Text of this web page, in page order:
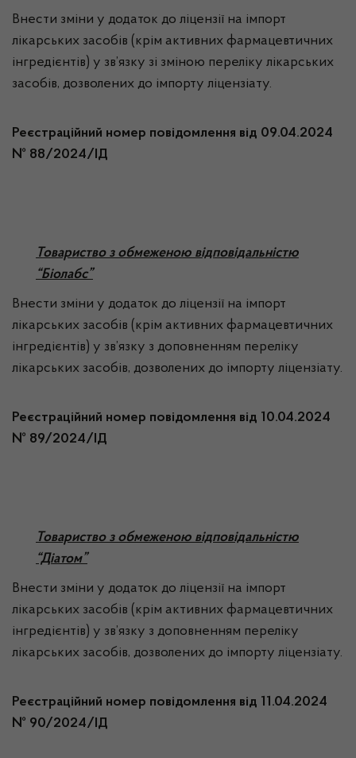
Внести зміни у додаток до ліцензії на імпорт
лікарських засобів (крім активних фармацевтичних
інгредієнтів) у зв’язку зі зміною переліку лікарських
засобів, дозволених до імпорту ліцензіату.
Реєстраційний номер повідомлення від 09.04.2024
№ 88/2024/ІД
Товариство з обмеженою відповідальністю
“Біолабс”
Внести зміни у додаток до ліцензії на імпорт
лікарських засобів (крім активних фармацевтичних
інгредієнтів) у зв’язку з доповненням переліку
лікарських засобів, дозволених до імпорту ліцензіату.
Реєстраційний номер повідомлення від 10.04.2024
№ 89/2024/ІД
Товариство з обмеженою відповідальністю
“Діатом”
Внести зміни у додаток до ліцензії на імпорт
лікарських засобів (крім активних фармацевтичних
інгредієнтів) у зв’язку з доповненням переліку
лікарських засобів, дозволених до імпорту ліцензіату.
Реєстраційний номер повідомлення від 11.04.2024
№ 90/2024/ІД